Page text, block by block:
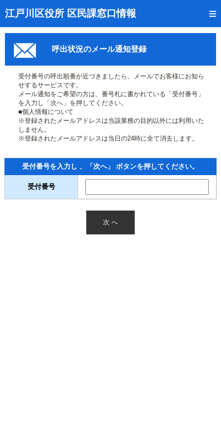
江戸川区役所 区民課窓口情報
トップページ
受付番号の呼出状況確認
証明書の交付状況確認
呼出状況のメール通知登録
来庁日時の事前予約
事前予約の確認・取消
本サイトのご利用案内
呼出状況のメール通知登録
受付番号の呼出順番が近づきましたら、メールでお客様にお知ら
せするサービスです。
メール通知をご希望の方は、番号札に書かれている「受付番号」
を入力し「次へ」を押してください。
■個人情報について
※登録されたメールアドレスは当該業務の目的以外には利用いた
しません。
※登録されたメールアドレスは当日の24時に全て消去します。
受付番号を入力し 、「次へ」 ボタンを押してください。
受付番号